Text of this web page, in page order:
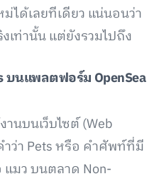
ได้เลยทีเดียว แน่นอนว่า
เท่านั้น แต่ยังรวมไปถึง
บนแพลตฟอร์ม OpenSea
นบนเว็บไซต์ (Web
ำว่า Pets หรือ คำศัพท์ที่มี
มว บนตลาด Non-